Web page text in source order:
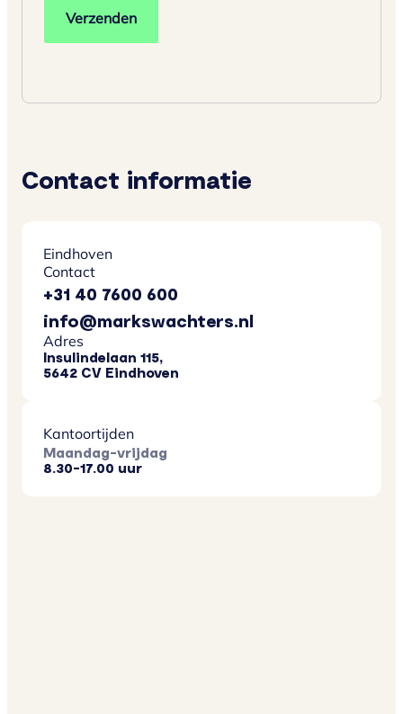
Contact informatie
Eindhoven
Contact
+31 40 7600 600
info@markswachters.nl
Adres
Insulindelaan 115,
5642 CV Eindhoven
Kantoortijden
Maandag-vrijdag
8.30-17.00 uur